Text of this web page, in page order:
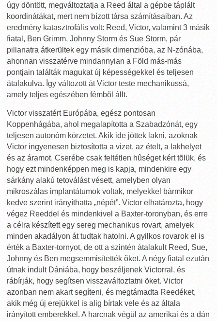
úgy döntött, megváltoztatja a Reed által a gépbe táplált
koordinátákat, mert nem bízott társa számításaiban. Az
eredmény katasztrofális volt: Reed, Victor, valamint 3 másik
fiatal, Ben Grimm, Johnny Storm és Sue Storm, pár
pillanatra átkerültek egy másik dimenzióba, az N-zónába,
ahonnan visszatérve mindannyian a Föld más-más
pontjain találták magukat új képességekkel és teljesen
átalakulva. Így változott át Victor teste mechanikussá,
amely teljes egészében fémbõl állt.
Victor visszatért Európába, egész pontosan
Koppenhágába, ahol megalapította a Szabadzónát, egy
teljesen autonóm körzetet. Akik ide jöttek lakni, azoknak
Victor ingyenesen biztosította a vizet, az ételt, a lakhelyet
és az áramot. Cserébe csak feltétlen hûséget kért tõlük, és
hogy ezt mindenképpen meg is kapja, mindenkire egy
sárkány alakú tetoválást vésett, amelyben olyan
mikroszálas implantátumok voltak, melyekkel bármikor
kedve szerint irányíthatta „népét”. Victor elhatározta, hogy
végez Reeddel és mindenkivel a Baxter-toronyban, és erre
a célra készített egy sereg mechanikus rovart, amelyek
minden akadályon át tudtak hatolni. A gyilkos rovarok el is
érték a Baxter-tornyot, de ott a szintén átalakult Reed, Sue,
Johnny és Ben megsemmisítették õket. A négy fiatal ezután
útnak indult Dániába, hogy beszéljenek Victorral, és
rábírják, hogy segítsen visszaváltoztatni õket. Victor
azonban nem akart segíteni, és megtámadta Reedéket,
akik még új erejükkel is alig bírtak vele és az általa
irányított emberekkel. A harcnak végül az amerikai és a dán